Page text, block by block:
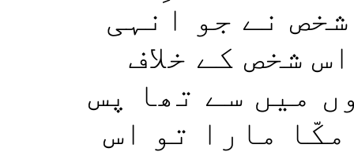
نے جو انہی
شخص کے خلاف
میں سے تھا پس
مکّا مارا تو اس